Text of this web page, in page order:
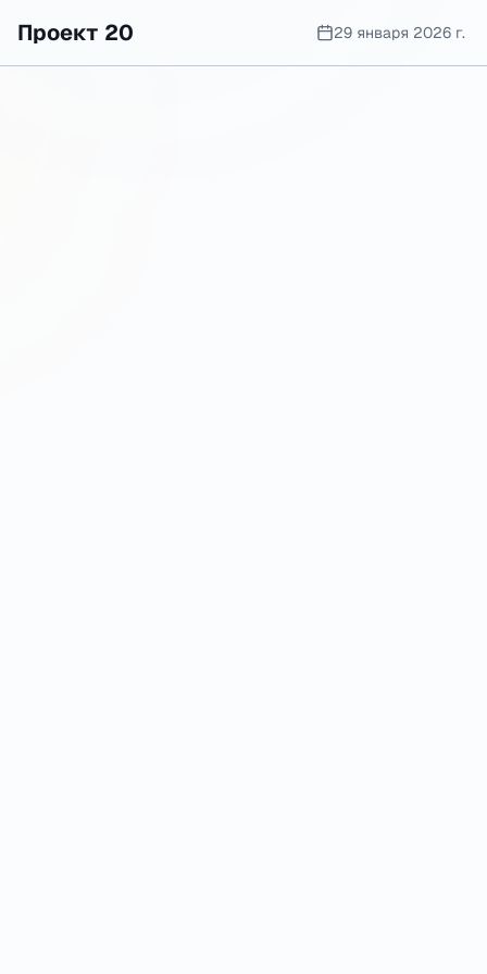
Проект 20 29 января 2026 г.